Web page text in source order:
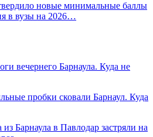
новые минимальные баллы
в вузы на 2026…
вечернего Барнаула. Куда не
пробки сковали Барнаул. Куда
Барнаула в Павлодар застряли на